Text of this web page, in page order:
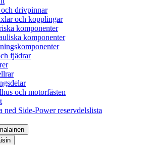
drivpinnar
och kopplingar
komponenter
komponenter
fjädrar
och motorfästen
ned Side-Power reservdelslista